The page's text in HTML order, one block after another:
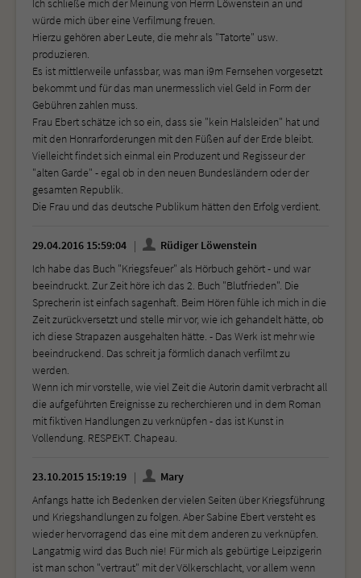
Ich schließe mich der Meinung von Herrn Löwenstein an und
würde mich über eine Verfilmung freuen.
Hierzu gehören aber Leute, die mehr als "Tatorte" usw.
produzieren.
Es ist mittlerweile unfassbar, was man i9m Fernsehen vorgesetzt
bekommt und für das man unermesslich viel Geld in Form der
Gebühren zahlen muss.
Frau Ebert schätze ich so ein, dass sie "kein Halsleiden" hat und
mit den Honrarforderungen mit den Füßen auf der Erde bleibt.
Vielleicht findet sich einmal ein Produzent und Regisseur der
"alten Garde" - egal ob in den neuen Bundesländern oder der
gesamten Republik.
Die Frau und das deutsche Publikum hätten den Erfolg verdient.
29.04.2016 15:59:04
Rüdiger Löwenstein
Ich habe das Buch "Kriegsfeuer" als Hörbuch gehört - und war
beeindruckt. Zur Zeit höre ich das 2. Buch "Blutfrieden". Die
Sprecherin ist einfach sagenhaft. Beim Hören fühle ich mich in die
Zeit zurückversetzt und stelle mir vor, wie ich gehandelt hätte, ob
ich diese Strapazen ausgehalten hätte. - Das Werk ist mehr wie
beeindruckend. Das schreit ja förmlich danach verfilmt zu
werden.
Wenn ich mir vorstelle, wie viel Zeit die Autorin damit verbracht all
die aufgeführten Ereignisse zu recherchieren und in dem Roman
mit fiktiven Handlungen zu verknüpfen - das ist Kunst in
Vollendung. RESPEKT. Chapeau.
23.10.2015 15:19:19
Mary
Anfangs hatte ich Bedenken der vielen Seiten über Kriegsführung
und Kriegshandlungen zu folgen. Aber Sabine Ebert versteht es
wieder hervorragend das eine mit dem anderen zu verknüpfen.
Langatmig wird das Buch nie! Für mich als gebürtige Leipzigerin
ist man schon "vertraut" mit der Völkerschlacht, vor allem wenn